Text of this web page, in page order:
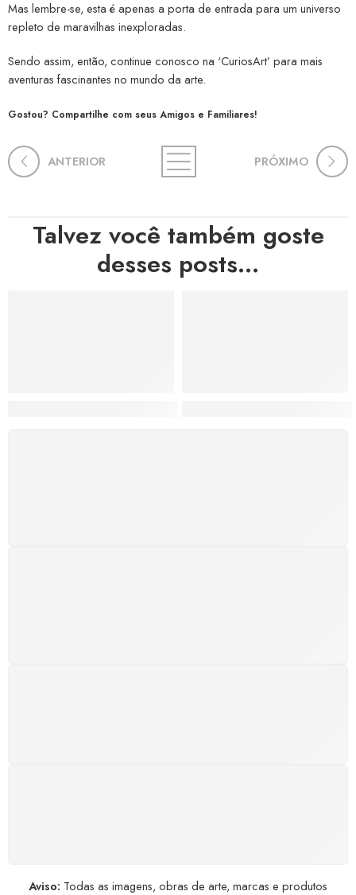
Mas lembre-se, esta é apenas a porta de entrada para um universo
repleto de maravilhas inexploradas.
Sendo assim, então, continue conosco na ‘CuriosArt’ para mais
aventuras fascinantes no mundo da arte.
Gostou? Compartilhe com seus Amigos e Familiares!
ANTERIOR PRÓXIMO
Talvez você também goste
desses posts...
Aviso: Todas as imagens, obras de arte, marcas e produtos